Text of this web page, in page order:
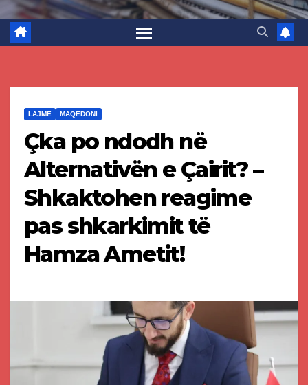
LAJME MAQEDONI
Çka po ndodh në
Alternativën e Çairit? –
Shkaktohen reagime
pas shkarkimit të
Hamza Ametit!